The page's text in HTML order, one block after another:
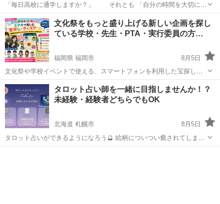
「毎日高校に通学しますか？」 それとも 「自分の時間を大切にし
てネットで卒業しますか？」 ●日本ウェルネス高校は、全国どこで
も・好きな時にネット学習で高校卒業ができます。 ●高校に登校する
のは年に数日のスクーリングのみ。...
東京 千代田区 その他
文化祭をもっと盛り上げる新しい企画を探し
ている学校・先生・PTA・実行委員の方…
福岡県 福岡市
8月5日
文化祭や学校イベントで使える、スマートフォンを利用した宝探し・
クイズゲームを開発しています。 校内にキャラクターやチェックポイ
ントを配置し、生徒が歩きながら探してクイズに挑戦する、新しい体
験型イベントです。 こん...
福岡 福岡市 その他 PTA
タロット占い師を一緒に目指しませんか！？
未経験・経験者どちらでもOK
北海道 札幌市
8月5日
タロット占いができるようになろう🔮 絵柄についつい癒されてしまう
のが、タロットカードの魅力なのかもしれません🃏カードの意味を覚え